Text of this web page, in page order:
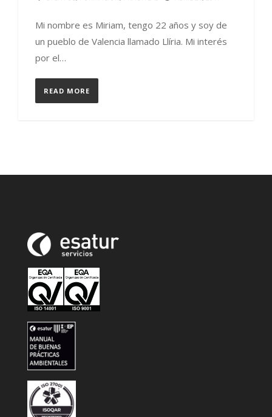
Mi nombre es Miriam, tengo 22 años y soy de
un pueblo de Valencia llamado Llíria. Mi interés
por el…
READ MORE